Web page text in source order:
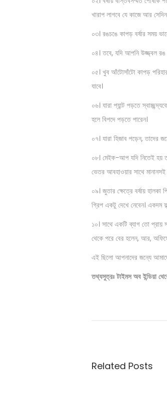
n
r
1
6
0
1
খারাপ লাগবে যে কাজে আর
০৩। রঙচঙে কাপড় বর্ষার সময়
০৪। তবে, যদি আপনি উজ্জ্বল রঙ
০৫। খুব আঁটোসাঁটো কাপড়
যাবে।
০৬। যারা প্যান্ট পড়তে
হলে বিপদে পড়তে পারেন।
০৭। যারা হিজাব পড়েন, তাদের
০৮। মেইক-আপ যদি নিতেই হয়
ভেতর আবহাওয়ার সাথে
০৯। জুতার ক্ষেত্রে বর্ষায় হালকা
গ্রিপ একটু দেখে নেবেন। একদম
১০। সাথে একটি ব্যাগ তো প্রায়
থেকে পরে বের হলেন, আর,
এই ছিলো আপনাদের জন্যে
তথ্যসুত্রঃ টাইমস অব ইন্ডিয়া
ন্ত
Related Posts